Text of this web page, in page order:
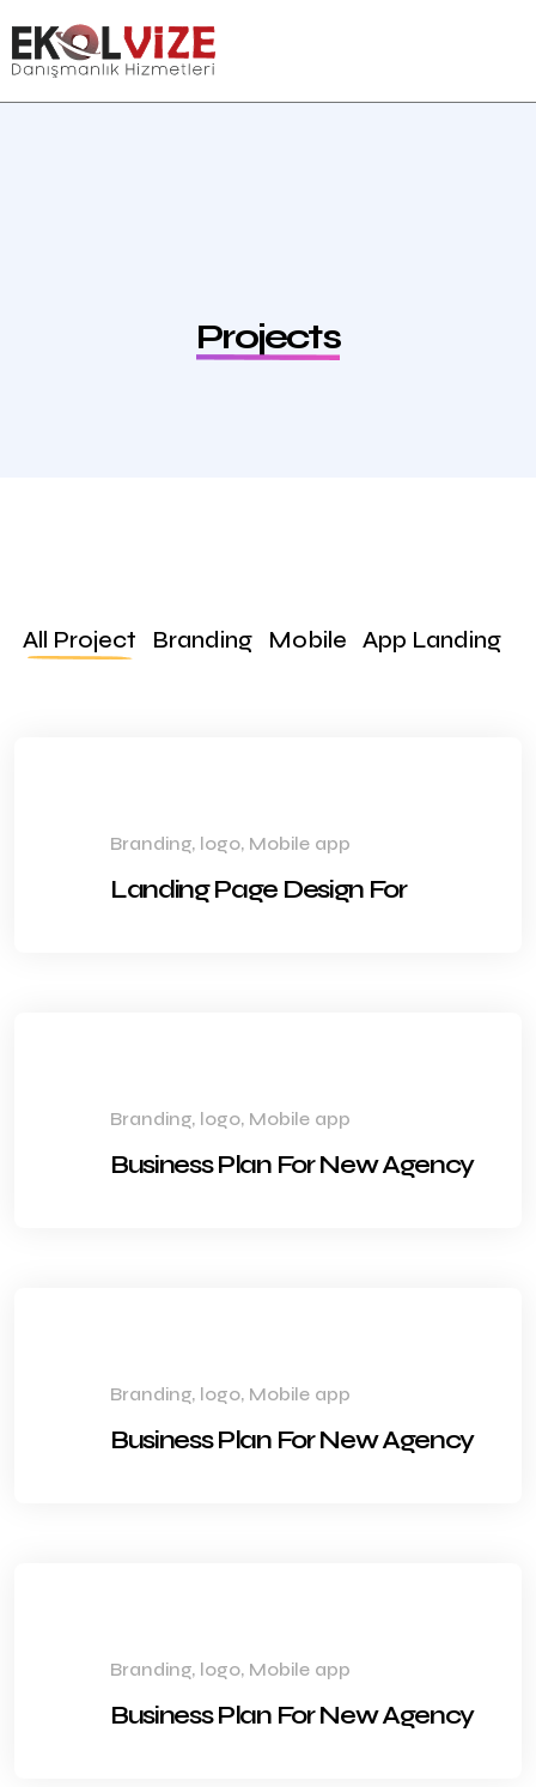
Projects
All Project Branding Mobile App Landing
Branding, logo, Mobile app
Landing Page Design For
Branding, logo, Mobile app
Business Plan For New Agency
Branding, logo, Mobile app
Business Plan For New Agency
Branding, logo, Mobile app
Business Plan For New Agency